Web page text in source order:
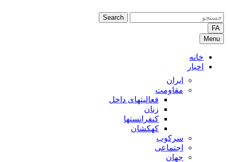
Search
FA
Menu
خانه
اخبار
ایران
مقاومت
فعالیتهای داخل
زنان
کنفرانستها
کهکشان
سرکوب
اجتماعی
جهان